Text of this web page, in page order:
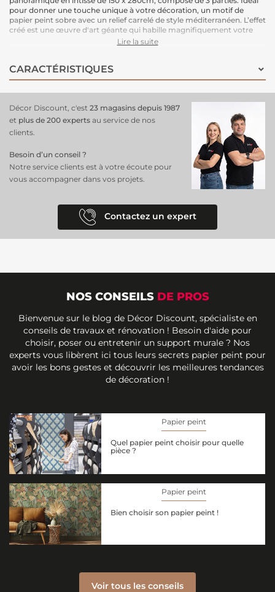
pour donner une touche unique à votre décoration, un motif de
papier peint sobre avec un relief carrelé de style méditerranéen. L’effet
créé est une œuvre d'art géante qui habille magnifiquement votre
simplicité. Une solution pratique et esthétique.
Dimensions : 150 cm (largeur) x 280 cm (hauteur)
Lire la suite
CARACTÉRISTIQUES
Décor Discount, c'est 23 magasins depuis 1987
et plus de 200 experts au service de nos
clients.
Besoin d’un conseil ?
Notre service clients est à votre écoute pour
vous accompagner dans vos projets.
Contactez un expert
NOS CONSEILS DE PROS
Bienvenue sur le blog de Décor Discount, spécialiste en
conseils de travaux et rénovation ! Besoin d'aide pour
choisir, poser ou entretenir un support murale ? Nos
experts vous libèrent ici tous leurs secrets papier peint pour
avoir les bons gestes et découvrir les meilleures tendances
de décoration !
Papier peint
Quel papier peint choisir pour quelle
pièce ?
Papier peint
Bien choisir son papier peint !
Voir tous les conseils